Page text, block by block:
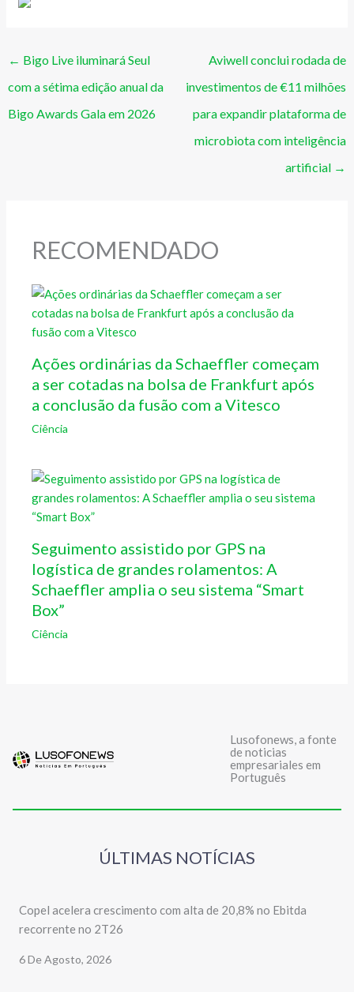
← Bigo Live iluminará Seul
com a sétima edição anual da
Bigo Awards Gala em 2026
Aviwell conclui rodada de
investimentos de €11 milhões
para expandir plataforma de
microbiota com inteligência
artificial →
RECOMENDADO
Ações ordinárias da Schaeffler começam
a ser cotadas na bolsa de Frankfurt após
a conclusão da fusão com a Vitesco
Ciência
Seguimento assistido por GPS na
logística de grandes rolamentos: A
Schaeffler amplia o seu sistema “Smart
Box”
Ciência
Lusofonews, a fonte
de noticias
empresariales em
Português
ÚLTIMAS NOTÍCIAS
Copel acelera crescimento com alta de 20,8% no Ebitda
recorrente no 2T26
6 De Agosto, 2026